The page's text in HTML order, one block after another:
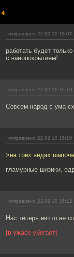
4
отправлено 22.02.10 16:07
работать будет
с нанопокрытием!
отправлено 22.02.10 16:10
Совсем народ с ума
отправлено 22.02.10 16:10
>на трех видах
гламурные шизики,
отправлено 22.02.10 16:12
Нас теперь ничто не
[в ужасе убегает]